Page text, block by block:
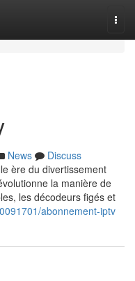
News
Discuss
ère du divertissement
la manière de
les décodeurs figés et
abonnement-iptv